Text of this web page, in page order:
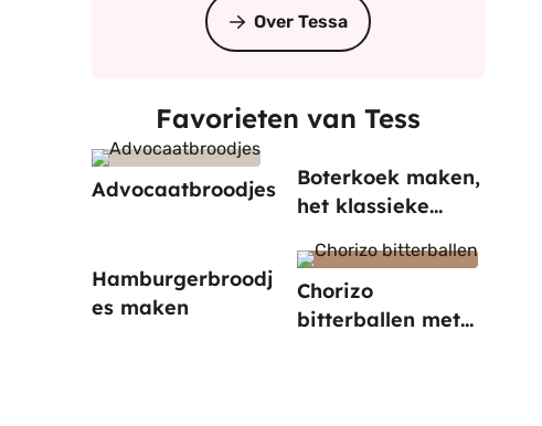
Over Tessa
Favorieten van Tess
Advocaatbroodjes
Boterkoek maken,
het klassieke
Hamburgerbroodj
es maken
Chorizo
bitterballen met